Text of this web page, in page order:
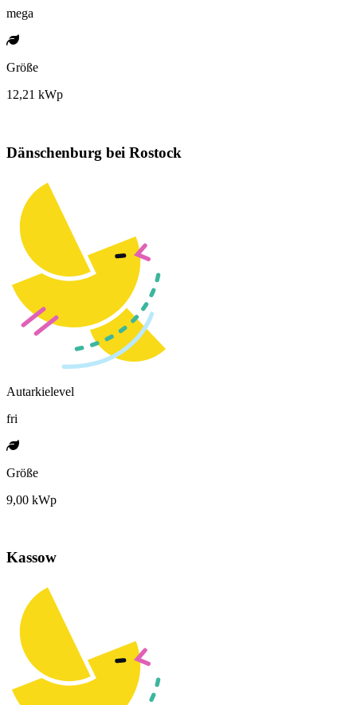
mega
Größe
12,21 kWp
Dänschenburg bei Rostock
Autarkielevel
fri
Größe
9,00 kWp
Kassow